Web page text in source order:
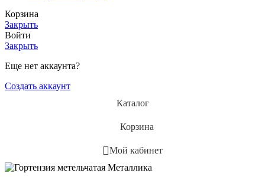
Корзина
Закрыть
Войти
Закрыть
Еще нет аккаунта?
Создать аккаунт
Каталог
Корзина
Мой кабинет